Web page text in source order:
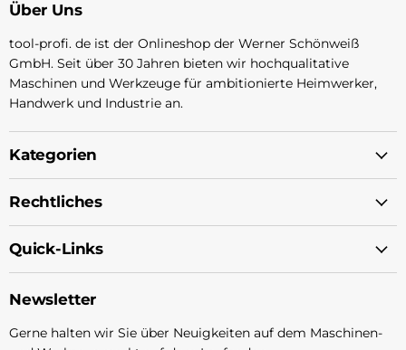
Über Uns
tool-profi. de ist der Onlineshop der Werner Schönweiß
GmbH. Seit über 30 Jahren bieten wir hochqualitative
Maschinen und Werkzeuge für ambitionierte Heimwerker,
Handwerk und Industrie an.
Kategorien
Rechtliches
Quick-Links
Newsletter
Gerne halten wir Sie über Neuigkeiten auf dem Maschinen-